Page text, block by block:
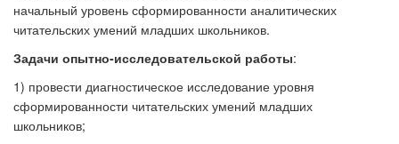
начальный уровень сформированности аналитических
читательских умений младших школьников.
Задачи опытно-исследовательской работы:
1) провести диагностическое исследование уровня
сформированности читательских умений младших
школьников;